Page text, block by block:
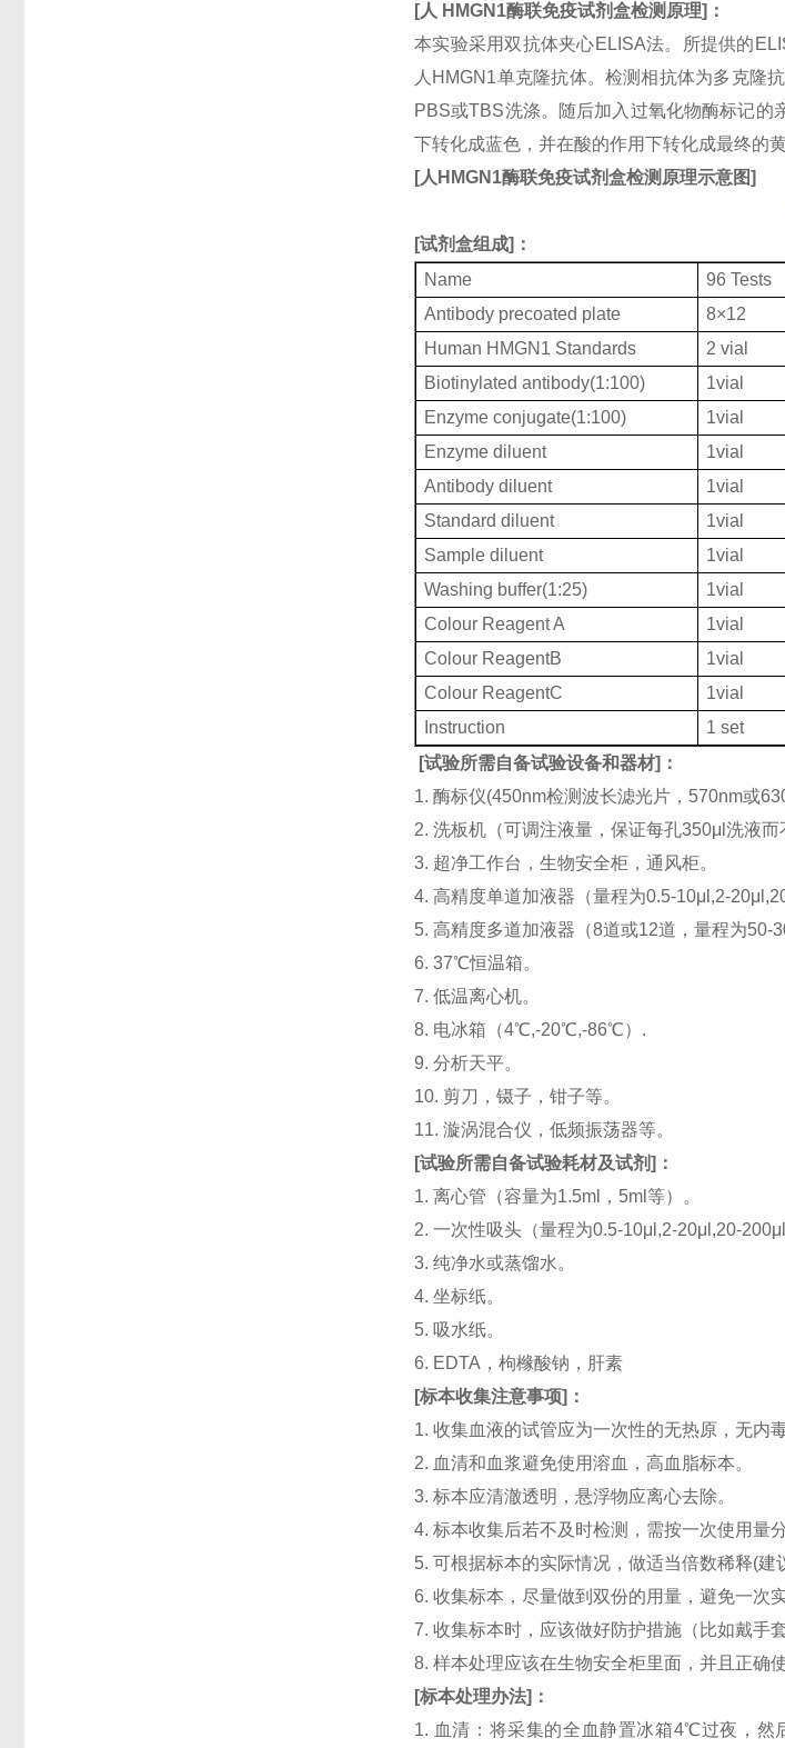
[人 HMGN1酶联免疫试剂盒检测原理] ：
本实验采用双抗体夹心ELISA法。所提供的
人HMGN1单克隆抗体。检测相抗体为多克隆
PBS或TBS洗涤。随后加入过氧化物酶标记
下转化成蓝色，并在酸的作用下转化成最终的
[人 HMGN1酶联免疫试剂盒检测原理示意图]
[试剂盒组成]：
Name
96 Tests
Antibody precoated plate
8×12
Human HMGN1 Standards
2 vial
Biotinylated antibody(1:100)
1vial
Enzyme conjugate(1:100)
1vial
Enzyme diluent
1vial
Antibody diluent
1vial
Standard diluent
1vial
Sample diluent
1vial
Washing buffer(1:25)
1vial
Colour Reagent A
1vial
Colour ReagentB
1vial
Colour ReagentC
1vial
Instruction
1 set
[试验所需自备试验设备和器材]：
1. 酶标仪(450nm检测波长滤光片，570nm或
2. 洗板机（可调注液量，保证每孔350μl洗液而
3. 超净工作台，生物安全柜，通风柜。
4. 高精度单道加液器（量程为0.5-10μl,2-
5. 高精度多道加液器（8道或12道，量程为50-
6. 37℃恒温箱。
7. 低温离心机。
8. 电冰箱（4℃,-20℃,-86℃）.
9. 分析天平。
10. 剪刀，镊子，钳子等。
11. 漩涡混合仪，低频振荡器等。
[试验所需自备试验耗材及试剂]：
1. 离心管（容量为1.5ml，5ml等）。
2. 一次性吸头（量程为0.5-10μl,2-20μl,20-
3. 纯净水或蒸馏水。
4. 坐标纸。
5. 吸水纸。
6. EDTA，枸橼酸钠，肝素
[标本收集注意事项]：
1. 收集血液的试管应为一次性的无热原，无内
2. 血清和血浆避免使用溶血，高血脂标本。
3. 标本应清澈透明，悬浮物应离心去除。
4. 标本收集后若不及时检测，需按一次使用量
5. 可根据标本的实际情况，做适当倍数稀释(建
6. 收集标本，尽量做到双份的用量，避免一次
7. 收集标本时，应该做好防护措施（比如戴手
8. 样本处理应该在生物安全柜里面，并且正确
[标本处理办法]：
1. 血清：将采集的全血静置冰箱4℃过夜，然